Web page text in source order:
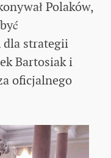
Polaków,
dla strategii
Bartosiak i
oficjalnego